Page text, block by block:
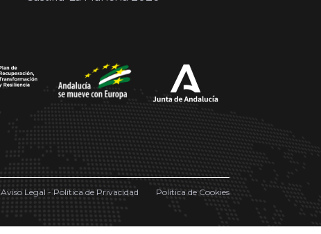
Aviso Legal - Política de Privacidad Política de Cookies